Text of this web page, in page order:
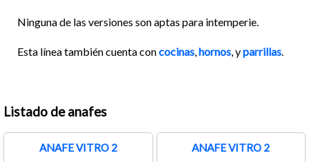
Ninguna de las versiones son aptas para intemperie.
Esta línea también cuenta concocinas,hornos, yparrillas.
Listado de anafes
ANAFE VITRO 2 ANAFE VITRO 2